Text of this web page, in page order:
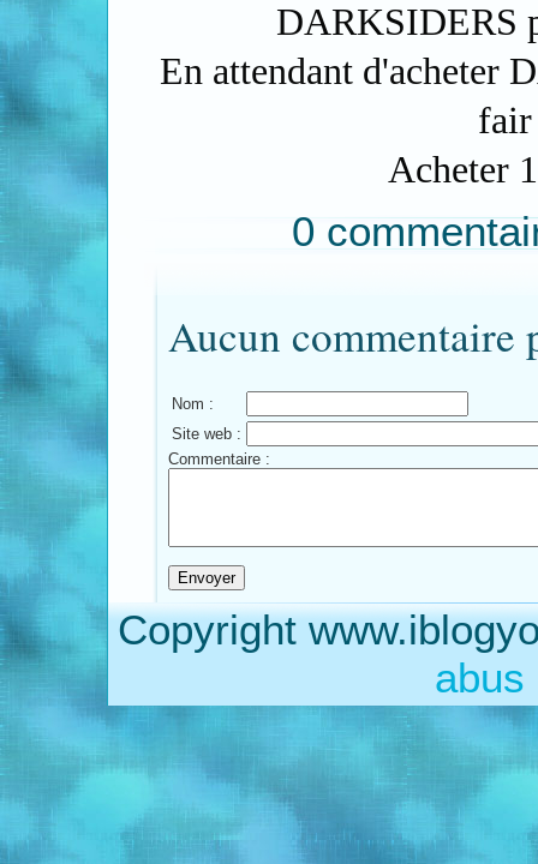
DARKSIDERS
En attendant d'acheter
fair
Acheter
0
Aucun commentaire
Nom :
Site web :
Commentaire :
Copyright
abus